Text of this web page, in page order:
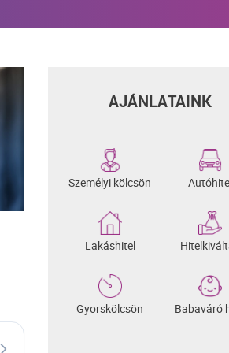
AJÁNLATAINK
Személyi kölcsön
Lakáshitel
Gyorskölcsön Babaváró